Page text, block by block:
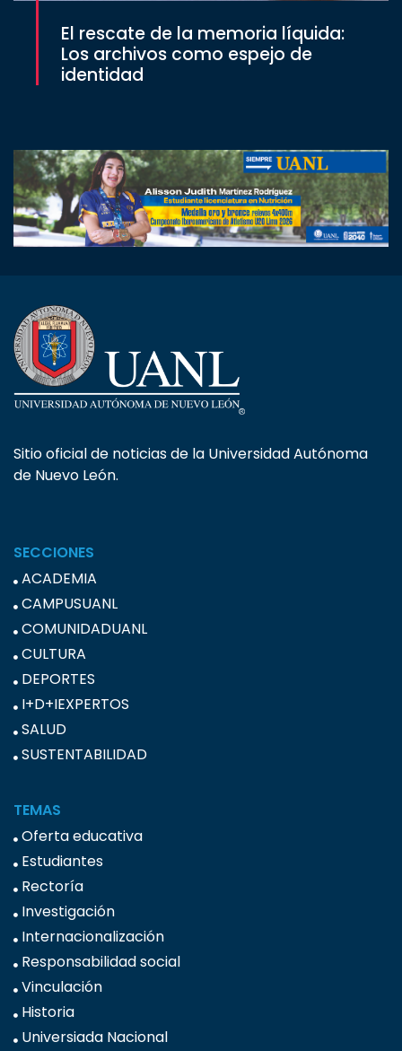
El rescate de la memoria líquida:
Los archivos como espejo de
identidad
Sitio oficial de noticias de la Universidad Autónoma
de Nuevo León.
SECCIONES
ACADEMIA
CAMPUSUANL
COMUNIDADUANL
CULTURA
DEPORTES
I+D+IEXPERTOS
SALUD
SUSTENTABILIDAD
TEMAS
Oferta educativa
Estudiantes
Rectoría
Investigación
Internacionalización
Responsabilidad social
Vinculación
Historia
Universiada Nacional